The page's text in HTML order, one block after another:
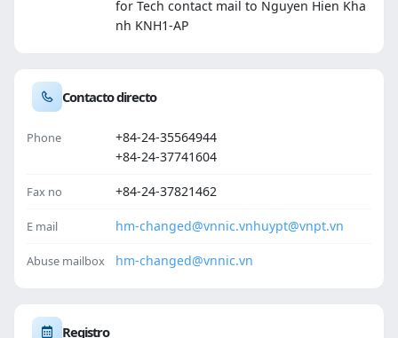
for Tech contact mail to Nguyen Hien Kha
nh KNH1-AP
Contacto directo
Phone
+84-24-35564944
+84-24-37741604
Fax no +84-24-37821462
E mail hm-changed@vnnic.vnhuypt@vnpt.vn
Abuse mailbox hm-changed@vnnic.vn
Registro